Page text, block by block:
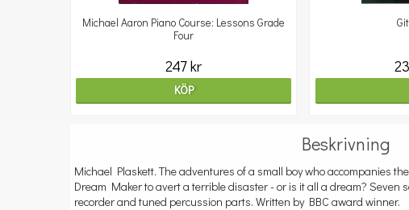
Michael Aaron Piano Course: Lessons Grade
Four
247 kr
KÖP
Beskrivning
Michael Plaskett. The adventures of a small boy who accompanies
Dream Maker to avert a terrible disaster - or is it all a dream?
recorder and tuned percussion parts. Written by BBC award winner.